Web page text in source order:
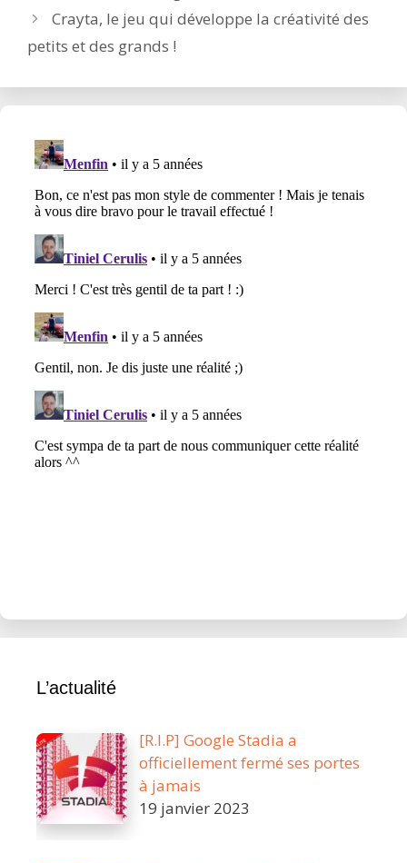
Crayta, le jeu qui développe la créativité des
petits et des grands !
L’actualité
[R.I.P] Google Stadia a
officiellement fermé ses portes
à jamais
19 janvier 2023